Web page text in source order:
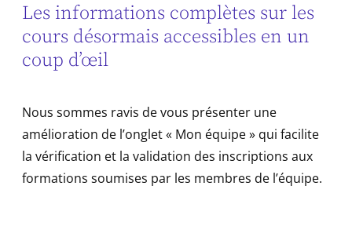
Les informations complètes sur les
cours désormais accessibles en un
coup d’œil
Nous sommes ravis de vous présenter une
amélioration de l’onglet « Mon équipe » qui facilite
la vérification et la validation des inscriptions aux
formations soumises par les membres de l’équipe.